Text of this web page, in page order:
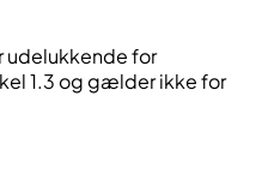
for
1.3 og gælder ikke for